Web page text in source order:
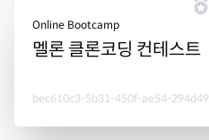
Online Bootcamp
멜론 클론코딩 컨테스트
bec610c3-5b31-450f-ae54-294d49